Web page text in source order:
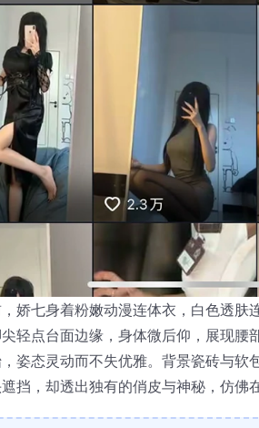
娇七身着粉嫩动漫连体衣，白色透
轻点台面边缘，身体微后仰，展现
姿态灵动而不失优雅。背景瓷砖与
挡，却透出独有的俏皮与神秘，仿佛